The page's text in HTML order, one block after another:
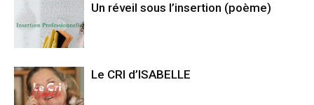
Un réveil sous l’insertion (poème)
Le CRI d’ISABELLE